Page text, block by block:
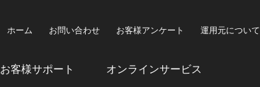
ホーム
お問い合わせ お客様アンケート 運用元について
お客様サポート オンラインサービス